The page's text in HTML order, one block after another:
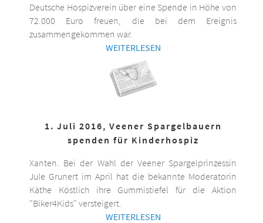
Deutsche Hospizverein über eine Spende in Höhe von
72.000 Euro freuen, die bei dem Ereignis
zusammengekommen war.
WEITERLESEN
1. Juli 2016, Veener Spargelbauern
spenden für Kinderhospiz
Xanten. Bei der Wahl der Veener Spargelprinzessin
Jule Grunert im April hat die bekannte Moderatorin
Käthe Köstlich ihre Gummistiefel für die Aktion
"Biker4Kids" versteigert.
WEITERLESEN